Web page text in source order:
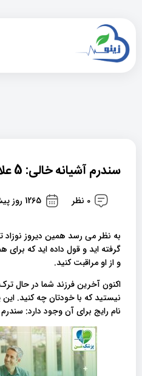
سندرم آشیانه خالی: 5 علامت و نشانه آن
0 نظر 1265 روز پیش
به نظر می رسد همین دیروز نوزاد
گرفته اید و قول داده اید که
و از او مراقبت کنید.
اکنون آخرین فرزند شما در حال
نیستید که با خودتان چه کنید.
نام رایج برای آن وجود دارد: